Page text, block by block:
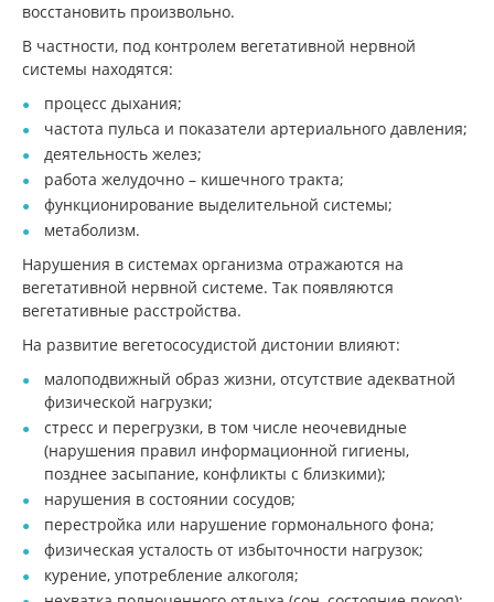
восстановить произвольно.
В частности, под контролем вегетативной нервной
системы находятся:
процесс дыхания;
частота пульса и показатели артериального давления;
деятельность желез;
работа желудочно – кишечного тракта;
функционирование выделительной системы;
метаболизм.
Нарушения в системах организма отражаются на
вегетативной нервной системе. Так появляются
вегетативные расстройства.
На развитие вегетососудистой дистонии влияют:
малоподвижный образ жизни, отсутствие адекватной
физической нагрузки;
стресс и перегрузки, в том числе неочевидные
(нарушения правил информационной гигиены,
позднее засыпание, конфликты с близкими);
нарушения в состоянии сосудов;
перестройка или нарушение гормонального фона;
физическая усталость от избыточности нагрузок;
курение, употребление алкоголя;